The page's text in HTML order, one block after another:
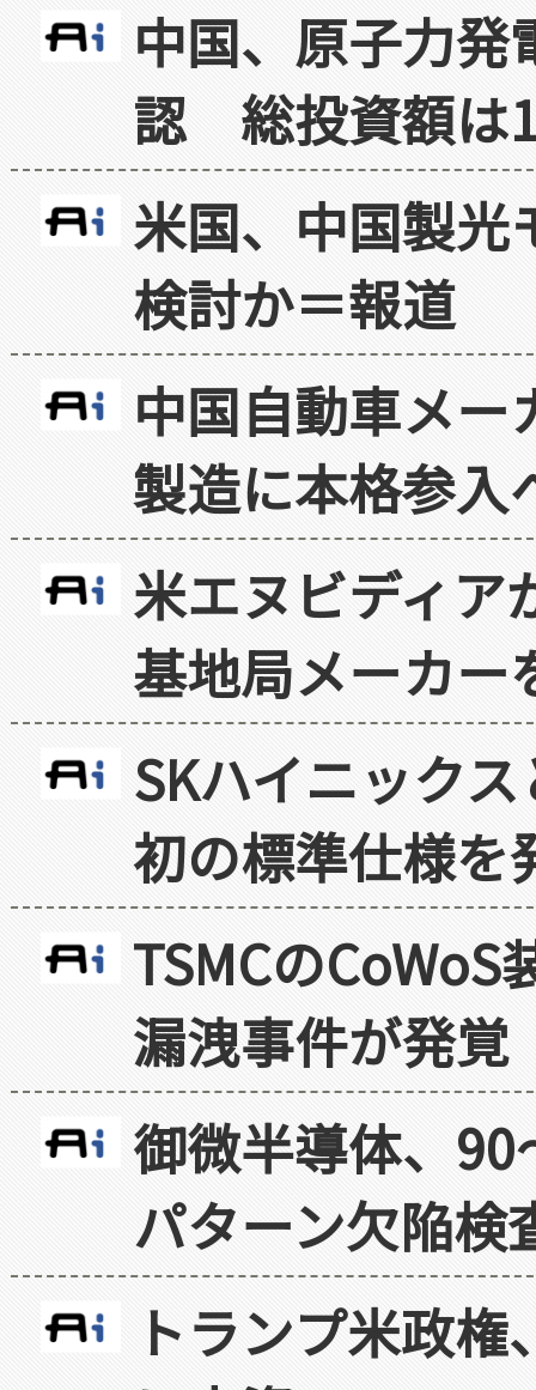
中国、原子力
認 総投資額は
米国、中国製光
検討か＝報道
中国自動車メ
製造に本格参入
米エヌビディア
基地局メーカー
SKハイニック
初の標準仕様を
TSMCの
漏洩事件が発覚
御微半導体、
パターン欠陥検
トランプ米政